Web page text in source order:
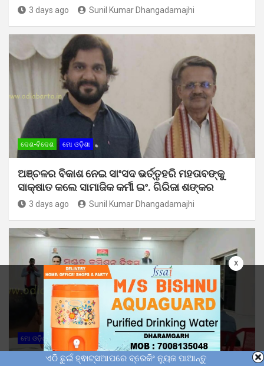
x
3 days ago Sunil Kumar Dhangadamajhi
ଦେଶ-ବିଦେଶ ମୋ ଓଡ଼ିଶା
ଅଞ୍ଚଳର ବିକାଶ ନେଇ ସାଂସଦ ଭର୍ତ୍ତୃହରି ମହତାବଙ୍କୁ
ସାକ୍ଷାତ କଲେ ସାମାଜିକ କର୍ମୀ ଇଂ. ଗିରିଜା ଶଙ୍କର
3 days ago Sunil Kumar Dhangadamajhi
ମୋ ଓଡ଼ିଶା
ଏଠି ଛୁଇଁ ହ୍ଵାଟ୍ସଆପରେ ବ୍ରେକିଂ ନ୍ୟୁଜ ପାଆନ୍ତୁ